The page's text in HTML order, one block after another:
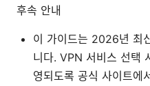
후속 안내
이 가이드는 2026년 최
니다. VPN 서비스 선택
영되도록 공식 사이트에